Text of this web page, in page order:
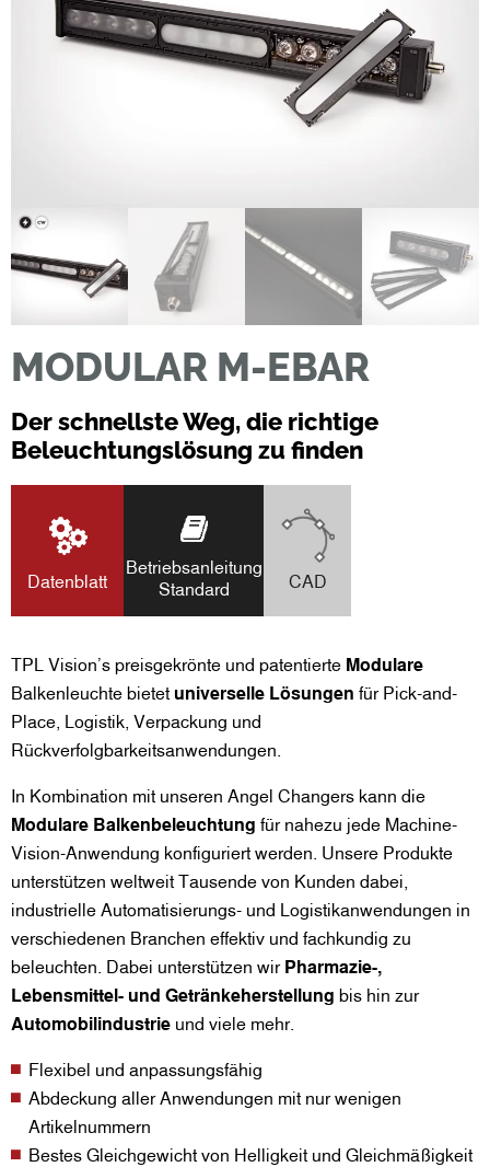
MODULAR M-EBAR
Der schnellste Weg, die richtige
Beleuchtungslösung zu finden
Datenblatt
Betriebsanleitung
Standard
CAD
TPL Vision’s preisgekrönte und patentierte Modulare
Balkenleuchte bietet universelle Lösungen für Pick-and-
Place, Logistik, Verpackung und
Rückverfolgbarkeitsanwendungen.
In Kombination mit unseren Angel Changers kann die
Modulare Balkenbeleuchtung für nahezu jede Machine-
Vision-Anwendung konfiguriert werden. Unsere Produkte
unterstützen weltweit Tausende von Kunden dabei,
industrielle Automatisierungs- und Logistikanwendungen in
verschiedenen Branchen effektiv und fachkundig zu
beleuchten. Dabei unterstützen wir Pharmazie-,
Lebensmittel- und Getränkeherstellung bis hin zur
Automobilindustrie und viele mehr.
Flexibel und anpassungsfähig
Abdeckung aller Anwendungen mit nur wenigen
Artikelnummern
Bestes Gleichgewicht von Helligkeit und Gleichmäßigkeit